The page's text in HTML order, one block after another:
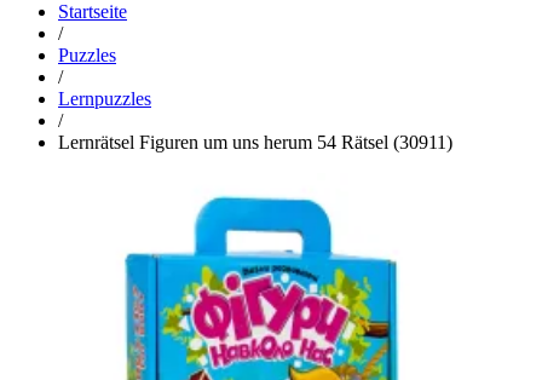
Startseite
/
Puzzles
/
Lernpuzzles
/
Lernrätsel Figuren um uns herum 54 Rätsel (30911)